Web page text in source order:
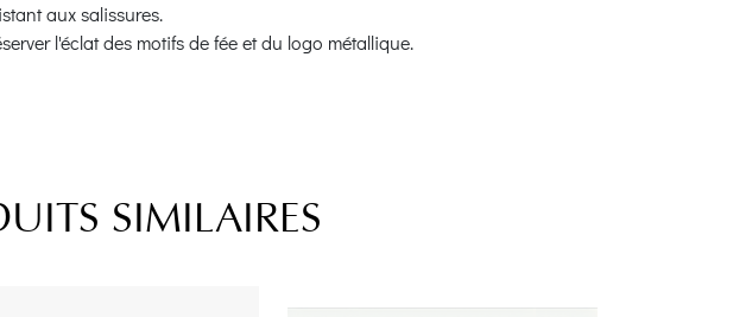
aux salissures.
l'éclat des motifs de fée et du logo métallique.
SIMILAIRES